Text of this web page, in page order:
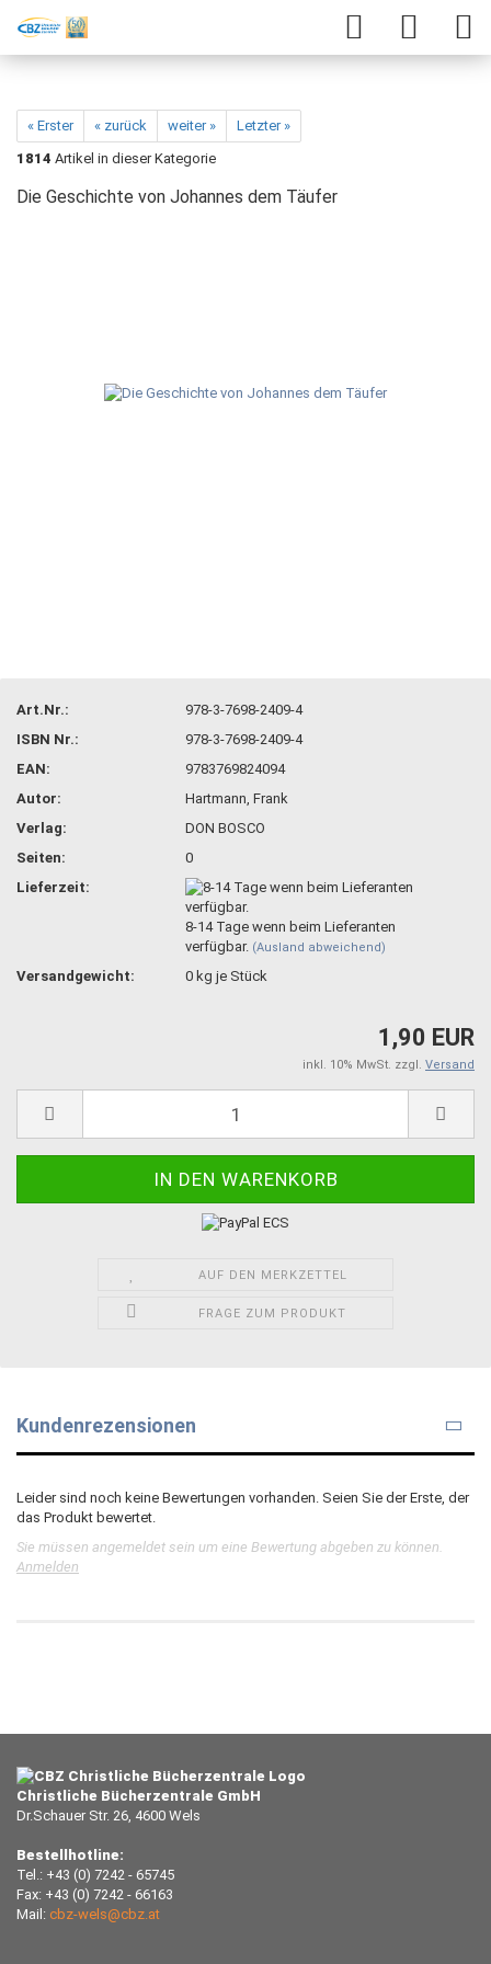
« Erster « zurück weiter »
Letzter »
1814 Artikel in dieser Kategorie
Die Geschichte von Johannes dem Täufer
Art.Nr.:
978-3-7698-2409-4
ISBN Nr.:
978-3-7698-2409-4
EAN:
9783769824094
Autor:
Hartmann, Frank
Verlag:
DON BOSCO
Seiten:
0
Lieferzeit:
8-14 Tage wenn beim Lieferanten
verfügbar. (Ausland abweichend)
Versandgewicht: 0 kg je Stück
1,90 EUR
inkl. 10% MwSt. zzgl. Versand
AUF DEN MERKZETTEL
FRAGE ZUM PRODUKT
Kundenrezensionen
Leider sind noch keine Bewertungen vorhanden. Seien Sie der Erste, der
das Produkt bewertet.
Sie müssen angemeldet sein um eine Bewertung abgeben zu können.
Anmelden
Christliche Bücherzentrale GmbH
Dr.Schauer Str. 26, 4600 Wels
Bestellhotline:
Tel.: +43 (0) 7242 - 65745
Fax: +43 (0) 7242 - 66163
Mail: cbz-wels@cbz.at